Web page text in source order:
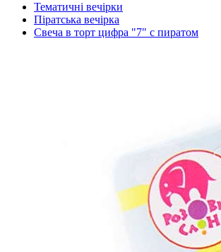
Тематичні вечірки
Піратська вечірка
Свеча в торт цифра "7" с пиратом